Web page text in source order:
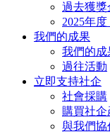
過去獲獎
2025年
我們的成果
我們的成
過往活動
立即支持社企
社會採購
購買社企
與我們協